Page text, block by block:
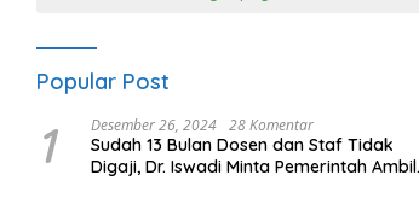
Popular Post
1 Desember 26, 2024 28 Komentar
Sudah 13 Bulan Dosen dan Staf Tidak
Digaji, Dr. Iswadi Minta Pemerintah Ambil